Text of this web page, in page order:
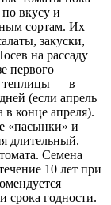
вкусу и
сортам. Их
закуски,
на рассаду
первого
теплицы — в
(если апрель
конце апреля).
«пасынки» и
длительный.
Семена
10 лет при
срока годности.